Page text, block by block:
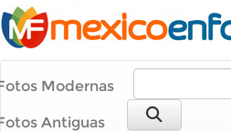
Modernas
Antiguas